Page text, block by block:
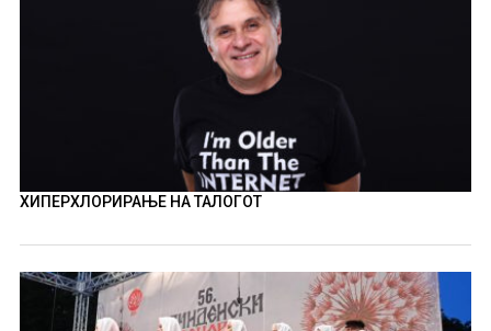
ХИПЕРХЛОРИРАЊЕ НА ТАЛОГОТ